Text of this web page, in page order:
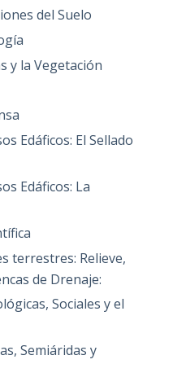
del Suelo
y la Vegetación
Edáficos: El Sellado
Edáficos: La
terrestres: Relieve,
de Drenaje:
Sociales y el
Semiáridas y